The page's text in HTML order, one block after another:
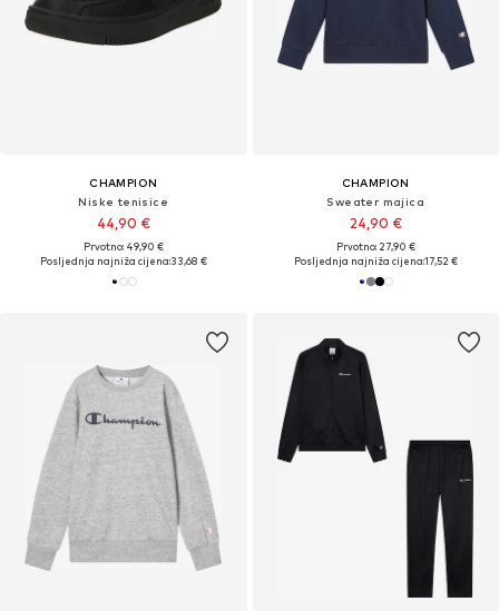
CHAMPION
Niske tenisice
44,90 €
Prvotno: 49,90 €
Posljednja najniža cijena:33,68 €
CHAMPION
Sweater majica
24,90 €
Prvotno: 27,90 €
Posljednja najniža cijena:17,52 €